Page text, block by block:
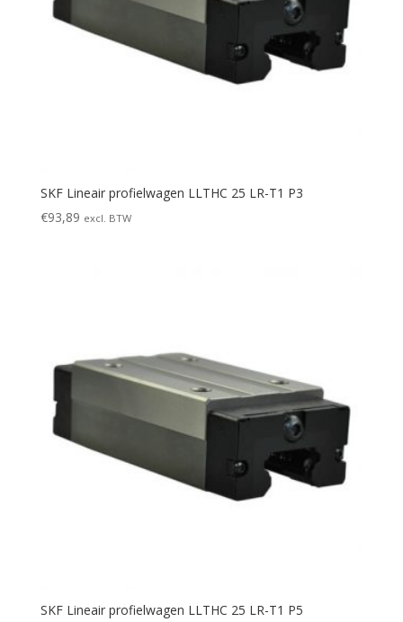
SKF Lineair profielwagen LLTHC 25 LR-T1 P3
€93,89 excl. BTW
SKF Lineair profielwagen LLTHC 25 LR-T1 P5